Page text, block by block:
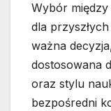
Wybór
dla
ważna
dostosowana
oraz stylu
bezpośredni